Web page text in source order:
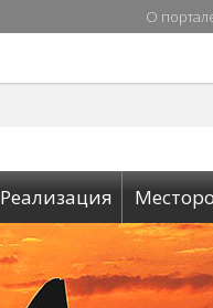
О
Реализация